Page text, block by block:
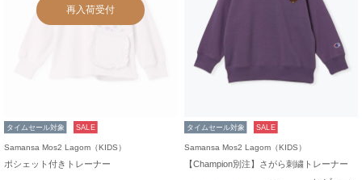
再入荷受付
タイムセール対象 SALE
Samansa Mos2 Lagom（KIDS）
ポシェット付きトレーナー
タイムセール対象 SALE
Samansa Mos2 Lagom（KIDS）
【Champion別注】さがら刺繍トレーナー